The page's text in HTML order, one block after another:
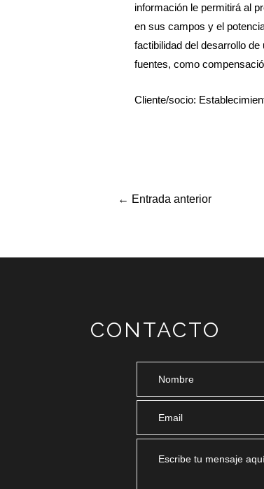
información le permitirá al
en sus campos y el
factibilidad del desarrollo
fuentes, como
Cliente/socio:
← Entrada anterior
CONTACTO